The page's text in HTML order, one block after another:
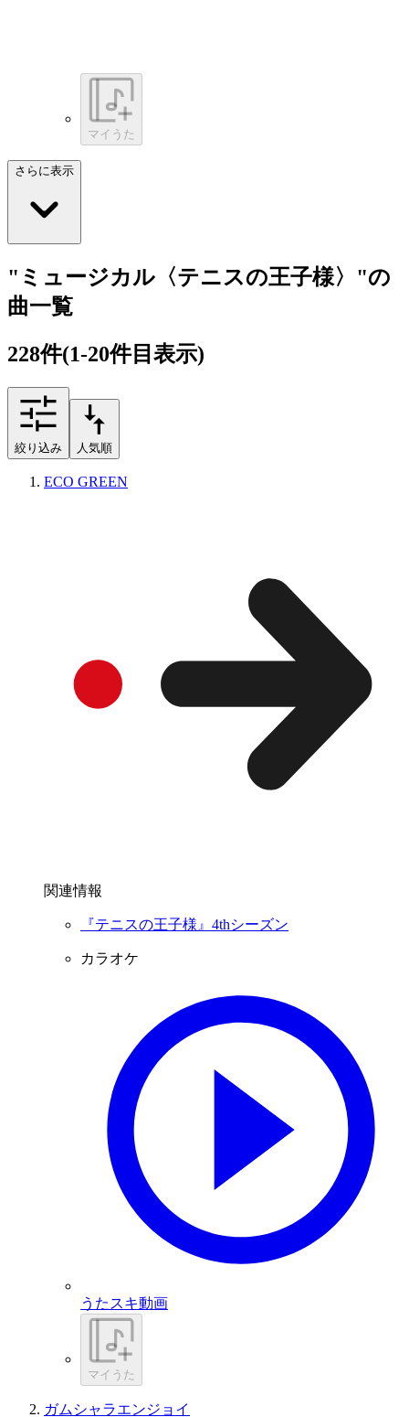
マイうた
さらに表示
"ミュージカル〈テニスの王子様〉"の
曲一覧
228件(1-20件目表示)
絞り込み 人気順
ECO GREEN
関連情報
『テニスの王子様』4thシーズン
カラオケ
うたスキ動画
マイうた
ガムシャラエンジョイ